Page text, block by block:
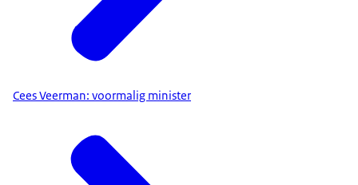
Cees Veerman: voormalig minister